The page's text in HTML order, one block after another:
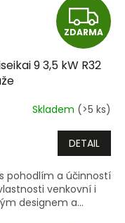
Z
D
A
R
M
A
ZDARMA
9 3,5 kW R32
Skladem (>5 ks)
DETAIL
pohodlím a účinností
venkovní i
designem a...